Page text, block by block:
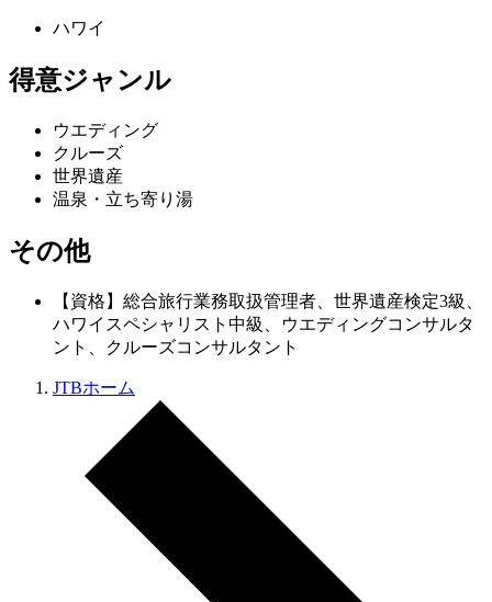
ハワイ
得意ジャンル
ウエディング
クルーズ
世界遺産
温泉・立ち寄り湯
その他
【資格】総合旅行業務取扱管理者、世界遺産検定3級、
ハワイスペシャリスト中級、ウエディングコンサルタ
ント、クルーズコンサルタント
JTBホーム